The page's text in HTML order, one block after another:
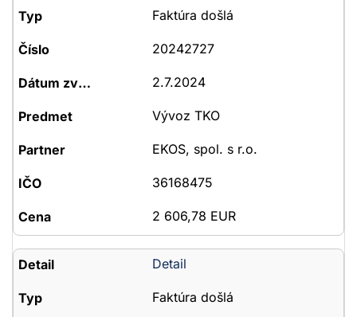
Faktúra došlá
20242727
2.7.2024
Vývoz TKO
EKOS, spol. s r.o.
36168475
2 606,78 EUR
Detail
Faktúra došlá